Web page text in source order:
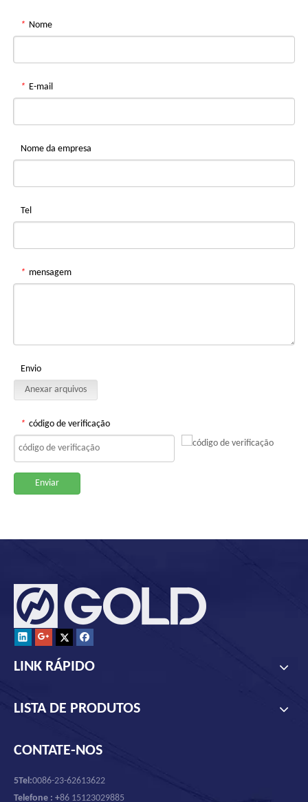
* Nome
* E-mail
Nome da empresa
Tel
* mensagem
Envio
Anexar arquivos
* código de verificação
Enviar
LINK RÁPIDO
LISTA DE PRODUTOS
CONTATE-NOS
5Tel:0086-23-62613622
Telefone : +86 15123029885